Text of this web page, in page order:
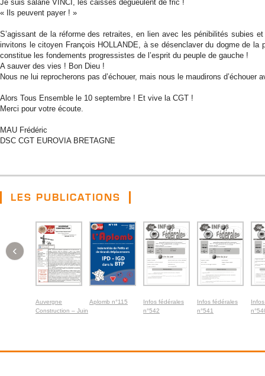
Je suis salarié VINCI, les caisses dégueulent de fric !
« Ils peuvent payer ! »
S’agissant de la réforme des retraites, en lien avec les pénibilités subies
invitons le citoyen François HOLLANDE, à se désenclaver du dogme de la
constitue les fondements progressistes de l’esprit du peuple de gauche !
A sauver des vies ! Bon Dieu !
Nous ne lui reprocherons pas d’échouer, mais nous le maudirons d’échouer
Alors Tous Ensemble le 10 septembre ! Et vive la CGT !
Merci pour votre écoute.
MAU Frédéric
DSC CGT EUROVIA BRETAGNE
LES PUBLICATIONS
Auvergne
Construction – Juin
Aplomb n°115
Infos fédérales
n°542
Infos fédérales
n°541
‹